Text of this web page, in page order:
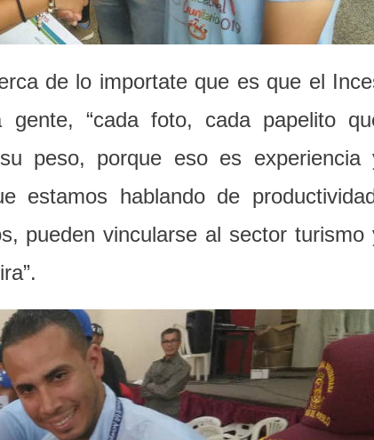
de lo importate que es que el
“cada foto, cada papelito
peso, porque eso es experiencia
estamos hablando de
pueden vincularse al sector turismo